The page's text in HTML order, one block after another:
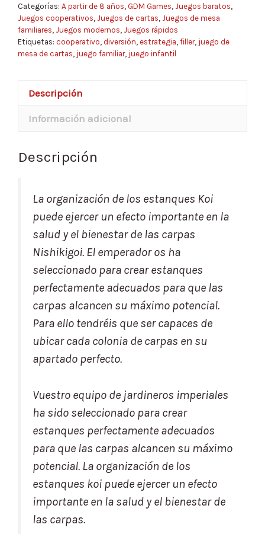
Categorías: A partir de 8 años, GDM Games, Juegos baratos,
Juegos cooperativos, Juegos de cartas, Juegos de mesa
familiares, Juegos modernos, Juegos rápidos
Etiquetas: cooperativo, diversión, estrategia, filler, juego de
mesa de cartas, juego familiar, juego infantil
Descripción
Información adicional
Descripción
La organización de los estanques Koi
puede ejercer un efecto importante en la
salud y el bienestar de las carpas
Nishikigoi. El emperador os ha
seleccionado para crear estanques
perfectamente adecuados para que las
carpas alcancen su máximo potencial.
Para ello tendréis que ser capaces de
ubicar cada colonia de carpas en su
apartado perfecto.
Vuestro equipo de jardineros imperiales
ha sido seleccionado para crear
estanques perfectamente adecuados
para que las carpas alcancen su máximo
potencial. La organización de los
estanques koi puede ejercer un efecto
importante en la salud y el bienestar de
las carpas.